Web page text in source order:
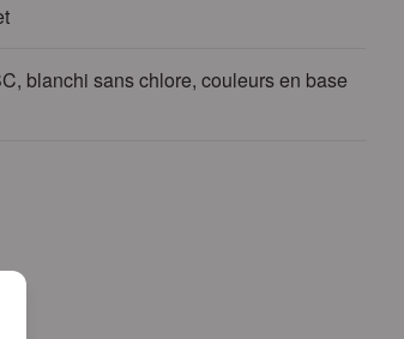
blanchi sans chlore, couleurs en base